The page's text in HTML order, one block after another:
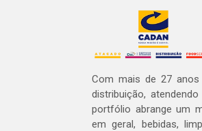
Com mais de 27
distribuição,
portfólio abrange um
em geral, bebidas,